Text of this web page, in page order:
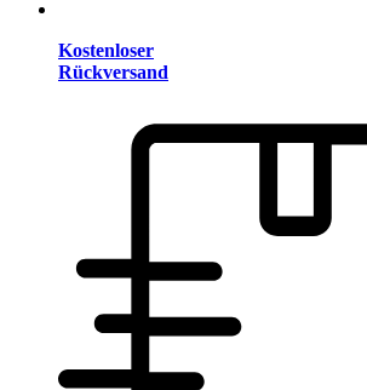
Kostenloser
Rückversand